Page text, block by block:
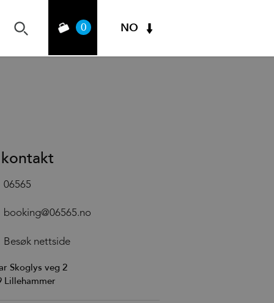
0 NO
kontakt
06565
booking@06565.no
Besøk nettside
Skoglys veg 2
Lillehammer